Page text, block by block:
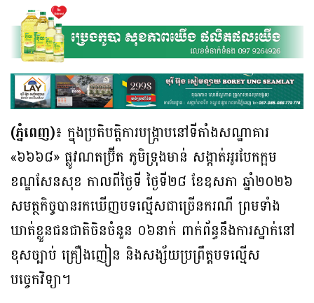
(ភ្នំពេញ)៖ ក្នុងប្រតិបត្តិការបង្ក្រាបនៅទីតាំងសណ្ឋាគារ
«៦៦៦៨» ផ្លូវណតប្រ៊ីត ភូមិទ្រុងមាន់ សង្កាត់អូរបែកក្អម
ខណ្ឌសែនសុខ កាលពីថ្ងៃទី ថ្ងៃទី២៨ ខែឧសភា ឆ្នាំ២០២៦
សមត្ថកិច្ចបានរកឃើញបទល្មើសជាច្រើនករណី ព្រមទាំង
ឃាត់ខ្លួនជនជាតិចិនចំនួន ០៦នាក់ ពាក់ព័ន្ធនឹងការស្នាក់នៅ
ខុសច្បាប់ គ្រឿងញៀន និងសង្ស័យប្រព្រឹត្តបទល្មើស
បច្ចេកវិទ្យា។